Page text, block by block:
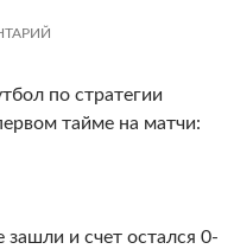
по стратегии
тайме на матчи:
зашли и счет остался 0-